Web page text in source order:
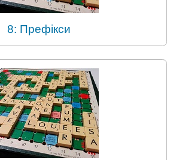
8: Префікси